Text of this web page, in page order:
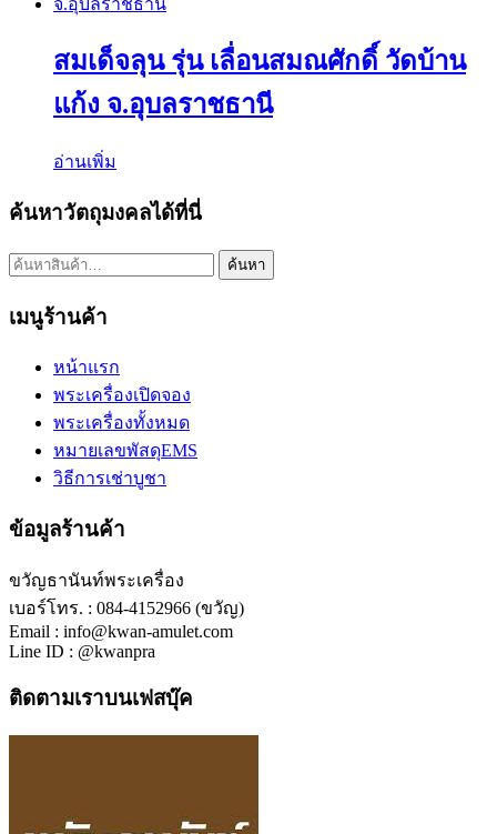
สมเด็จลุน รุ่น เลื่อนสมณศักดิ์ วัดบ้าน
แก้ง จ.อุบลราชธานี
อ่านเพิ่ม
ค้นหาวัตถุมงคลได้ที่นี่
ค้นหา: ค้นหา
เมนูร้านค้า
หน้าแรก
พระเครื่องเปิดจอง
พระเครื่องทั้งหมด
หมายเลขพัสดุEMS
วิธีการเช่าบูชา
ข้อมูลร้านค้า
ขวัญธานันท์พระเครื่อง
เบอร์โทร. : 084-4152966 (ขวัญ)
Email : info@kwan-amulet.com
Line ID : @kwanpra
ติดตามเราบนเฟสบุ๊ค